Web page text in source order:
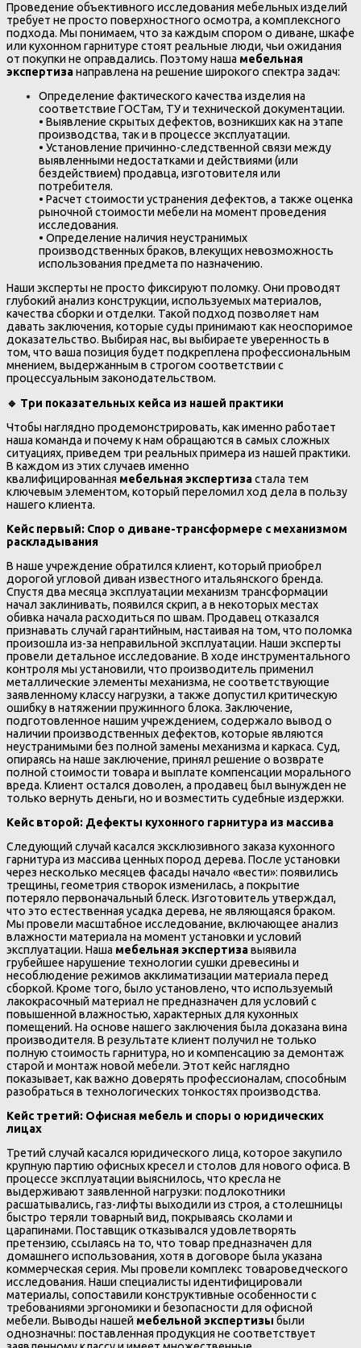
Проведение объективного исследования мебельных изделий
требует не просто поверхностного осмотра, а комплексного
подхода. Мы понимаем, что за каждым спором о диване, шкафе
или кухонном гарнитуре стоят реальные люди, чьи ожидания
от покупки не оправдались. Поэтому наша мебельная
экспертизанаправлена на решение широкого спектра задач:
Определение фактического качества изделия на
соответствие ГОСТам, ТУ и технической документации.
• Выявление скрытых дефектов, возникших как на этапе
производства, так и в процессе эксплуатации.
• Установление причинно-следственной связи между
выявленными недостатками и действиями (или
бездействием) продавца, изготовителя или
потребителя.
• Расчет стоимости устранения дефектов, а также оценка
рыночной стоимости мебели на момент проведения
исследования.
• Определение наличия неустранимых
производственных браков, влекущих невозможность
использования предмета по назначению.
Наши эксперты не просто фиксируют поломку. Они проводят
глубокий анализ конструкции, используемых материалов,
качества сборки и отделки. Такой подход позволяет нам
давать заключения, которые суды принимают как неоспоримое
доказательство. Выбирая нас, вы выбираете уверенность в
том, что ваша позиция будет подкреплена профессиональным
мнением, выдержанным в строгом соответствии с
процессуальным законодательством.
🔹 Три показательных кейса из нашей практики
Чтобы наглядно продемонстрировать, как именно работает
наша команда и почему к нам обращаются в самых сложных
ситуациях, приведем три реальных примера из нашей практики.
В каждом из этих случаев именно
квалифицированная мебельная экспертизастала тем
ключевым элементом, который переломил ход дела в пользу
нашего клиента.
Кейс первый: Спор о диване-трансформере с механизмом
раскладывания
В наше учреждение обратился клиент, который приобрел
дорогой угловой диван известного итальянского бренда.
Спустя два месяца эксплуатации механизм трансформации
начал заклинивать, появился скрип, а в некоторых местах
обивка начала расходиться по швам. Продавец отказался
признавать случай гарантийным, настаивая на том, что поломка
произошла из-за неправильной эксплуатации. Наши эксперты
провели детальное исследование. В ходе инструментального
контроля мы установили, что производитель применил
металлические элементы механизма, не соответствующие
заявленному классу нагрузки, а также допустил критическую
ошибку в натяжении пружинного блока. Заключение,
подготовленное нашим учреждением, содержало вывод о
наличии производственных дефектов, которые являются
неустранимыми без полной замены механизма и каркаса. Суд,
опираясь на наше заключение, принял решение о возврате
полной стоимости товара и выплате компенсации морального
вреда. Клиент остался доволен, а продавец был вынужден не
только вернуть деньги, но и возместить судебные издержки.
Кейс второй: Дефекты кухонного гарнитура из массива
Следующий случай касался эксклюзивного заказа кухонного
гарнитура из массива ценных пород дерева. После установки
через несколько месяцев фасады начало «вести»: появились
трещины, геометрия створок изменилась, а покрытие
потеряло первоначальный блеск. Изготовитель утверждал,
что это естественная усадка дерева, не являющаяся браком.
Мы провели масштабное исследование, включающее анализ
влажности материала на момент установки и условий
эксплуатации. Наша мебельная экспертизавыявила
грубейшее нарушение технологии сушки древесины и
несоблюдение режимов акклиматизации материала перед
сборкой. Кроме того, было установлено, что используемый
лакокрасочный материал не предназначен для условий с
повышенной влажностью, характерных для кухонных
помещений. На основе нашего заключения была доказана вина
производителя. В результате клиент получил не только
полную стоимость гарнитура, но и компенсацию за демонтаж
старой и монтаж новой мебели. Этот кейс наглядно
показывает, как важно доверять профессионалам, способным
разобраться в технологических тонкостях производства.
Кейс третий: Офисная мебель и споры о юридических
лицах
Третий случай касался юридического лица, которое закупило
крупную партию офисных кресел и столов для нового офиса. В
процессе эксплуатации выяснилось, что кресла не
выдерживают заявленной нагрузки: подлокотники
расшатывались, газ-лифты выходили из строя, а столешницы
быстро теряли товарный вид, покрываясь сколами и
царапинами. Поставщик отказывался удовлетворять
претензию, ссылаясь на то, что товар предназначен для
домашнего использования, хотя в договоре была указана
коммерческая серия. Мы провели комплекс товароведческого
исследования. Наши специалисты идентифицировали
материалы, сопоставили конструктивные особенности с
требованиями эргономики и безопасности для офисной
мебели. Выводы нашей мебельной экспертизы были
однозначны: поставленная продукция не соответствует